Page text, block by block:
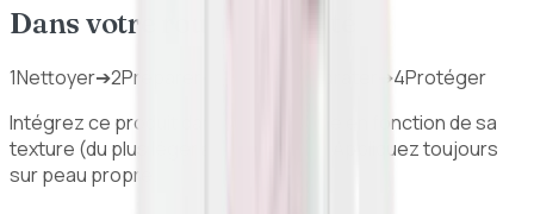
Dans votre routine beauté
1Nettoyer➔2Préparer ➔4Protéger
Intégrez ce produit dans votre routine en fonction de sa
texture (du plus léger au plus épais). Appliquez toujours
sur peau propre.